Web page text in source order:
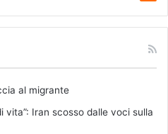
al migrante
vita”: Iran scosso dalle voci sulla